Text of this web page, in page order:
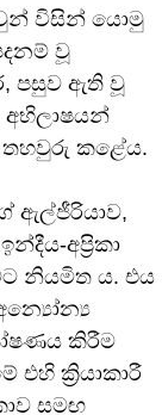
විසින් යොමු
වූ
පසුව ඇති වූ
අභිලාෂයන්
තහවුරු කළේය.
ඇල්ජීරියාව,
අප්‍රිකා
නියමිත ය. එය
කිරීම
එහි ක්‍රියාකාරී
සමඟ